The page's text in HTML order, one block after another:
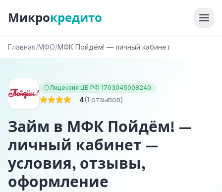
Микрокредито
Главная/МФО/МФК Пойдём! — личный кабинет
Лицензия ЦБ РФ 1703045008240.
4(1 отзывов)
Займ в МФК Пойдём! —
личный кабинет —
условия, отзывы,
оформление